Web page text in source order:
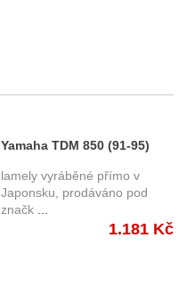
Yamaha TDM 850 (91-95)
spojkové lamely
lamely vyráběné přímo v
Japonsku, prodáváno pod
značk
1.181 Kč